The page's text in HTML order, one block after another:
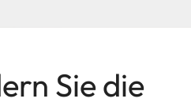
Sie die